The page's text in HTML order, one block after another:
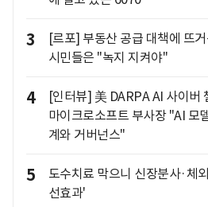
3
[르포] 부동산 공급 대책에 뜨
시민들은 "녹지 지켜야"
4
[인터뷰] 美 DARPA AI 사이버
마이크로소프트 부사장 "AI 모
계와 거버넌스"
5
도수치료 막으니 신장분사·체
선효과'